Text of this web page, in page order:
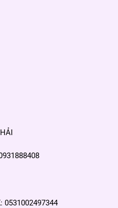
0531002497344